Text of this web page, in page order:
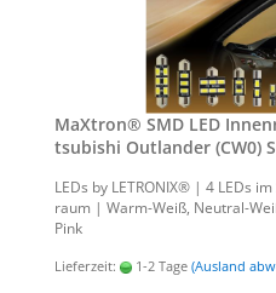
MaX­tron® SMD LED
tsu­bi­shi Out­lan­der (CW0)
LEDs by LE­TRO­NIX® | 4 LEDs
raum | Warm-​Weiß, Neutral-​
Pink
Lieferzeit: 1-2 Tage (Ausland